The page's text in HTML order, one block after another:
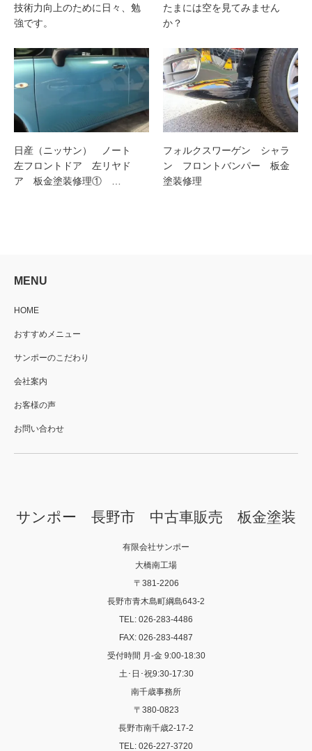
技術力向上のために日々、勉
強です。
たまには空を見てみません
か？
日産（ニッサン） ノート
左フロントドア 左リヤド
ア 板金塗装修理① …
フォルクスワーゲン シャラ
ン フロントバンパー 板金
塗装修理
MENU
HOME
おすすめメニュー
サンポーのこだわり
会社案内
お客様の声
お問い合わせ
サンポー 長野市 中古車販売 板金塗装
有限会社サンポー
大橋南工場
〒381-2206
長野市青木島町綱島643-2
TEL: 026-283-4486
FAX: 026-283-4487
受付時間 月-金 9:00-18:30
土･日･祝9:30-17:30
南千歳事務所
〒380-0823
長野市南千歳2-17-2
TEL: 026-227-3720